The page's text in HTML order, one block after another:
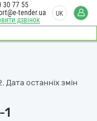
дзвінок
30 77 55
tender.ua
UK
останніх змін
1